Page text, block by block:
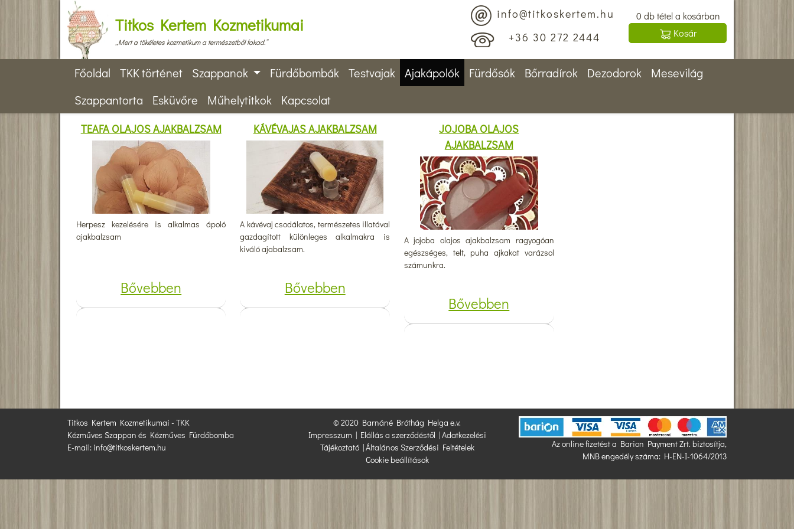
Titkos Kertem Kozmetikumai
„Mert a tökéletes kozmetikum a természetből fakad.”
info@titkoskertem.hu
+36 30 272 2444
0 db tétel a kosárban
Kosár
Főoldal TKK történet Szappanok Fürdőbombák Testvajak Ajakápolók Fürdősók Bőrradírok Dezodorok
Mesevilág
Szappantorta
Esküvőre Műhelytitkok Kapcsolat
TEAFA OLAJOS AJAKBALZSAM
Herpesz kezelésére is alkalmas ápoló
ajakbalzsam
Bővebben
KÁVÉVAJAS AJAKBALZSAM
A kávévaj csodálatos, természetes illatával
gazdagított különleges alkalmakra is
kiváló ajabalzsam.
Bővebben
JOJOBA OLAJOS
AJAKBALZSAM
A jojoba olajos ajakbalzsam ragyogóan
egészséges, telt, puha ajkakat varázsol
számunkra.
Bővebben
Titkos Kertem Kozmetikumai - TKK
Kézműves Szappan és Kézműves Fürdőbomba
E-mail: info@titkoskertem.hu
© 2020 Barnáné Bróthág Helga e.v.
Impresszum | Elállás a szerződéstől |Adatkezelési
Tájékoztató|Általános Szerződési Feltételek
Cookie beállítások
Az online fizetést a Barion Payment Zrt. biztosítja,
MNB engedély száma: H-EN-I-1064/2013